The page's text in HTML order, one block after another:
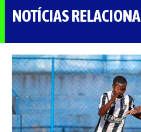
NOTÍCIAS